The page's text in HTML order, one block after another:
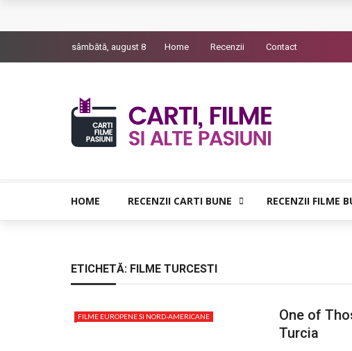
The Man Who Sold Air in the Holy Land – Generatia care
Bolla – O iubire interzisa din Pristina
Luati-ma drept un vis. Povestiri in K. minor – Dor de
sâmbătă, august 8 Home Recenzii Contact
HOME RECENZII CARTI BUNE RECENZII FILME
ETICHETĂ: FILME TURCESTI
FILME EUROPENE SI NORD-AMERICANE
One of
Turcia